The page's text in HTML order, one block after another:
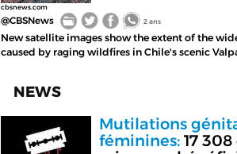
cbsnews.com
@CBSNews 2 ans
New satellite images show the extent of the
caused by raging wildfires in Chile's scenic
NEWS
Mutilations
féminines:17 308